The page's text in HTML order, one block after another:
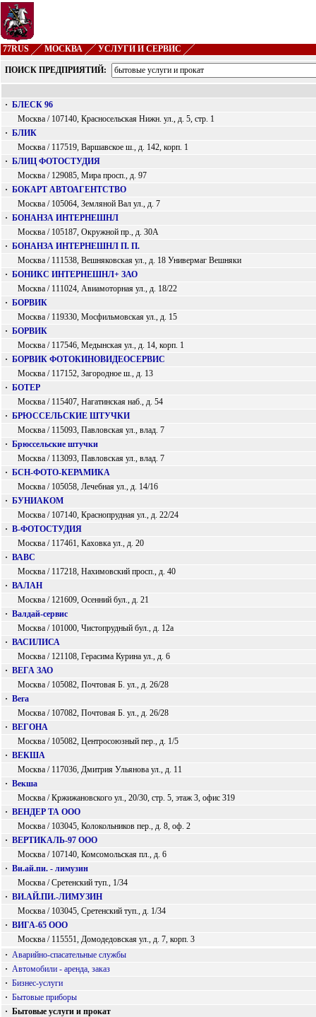
77RUS МОСКВА УСЛУГИ И СЕРВИС
ПОИСК ПРЕДПРИЯТИЙ:
· БЛЕСК 96
Москва / 107140, Красносельская Нижн. ул., д. 5, стр. 1
· БЛИК
Москва / 117519, Варшавское ш., д. 142, корп. 1
· БЛИЦ ФОТОСТУДИЯ
Москва / 129085, Мира просп., д. 97
· БОКАРТ АВТОАГЕНТСТВО
Москва / 105064, Земляной Вал ул., д. 7
· БОНАНЗА ИНТЕРНЕШНЛ
Москва / 105187, Окружной пр., д. 30А
· БОНАНЗА ИНТЕРНЕШНЛ П. П.
Москва / 111538, Вешняковская ул., д. 18 Универмаг Вешняки
· БОНИКС ИНТЕРНЕШНЛ+ ЗАО
Москва / 111024, Авиамоторная ул., д. 18/22
· БОРВИК
Москва / 119330, Мосфильмовская ул., д. 15
· БОРВИК
Москва / 117546, Медынская ул., д. 14, корп. 1
· БОРВИК ФОТОКИНОВИДЕОСЕРВИС
Москва / 117152, Загородное ш., д. 13
· БОТЕР
Москва / 115407, Нагатинская наб., д. 54
· БРЮССЕЛЬСКИЕ ШТУЧКИ
Москва / 115093, Павловская ул., влад. 7
· Брюссельские штучки
Москва / 113093, Павловская ул., влад. 7
· БСН-ФОТО-КЕРАМИКА
Москва / 105058, Лечебная ул., д. 14/16
· БУНИАКОМ
Москва / 107140, Краснопрудная ул., д. 22/24
· В-ФОТОСТУДИЯ
Москва / 117461, Каховка ул., д. 20
· ВАВС
Москва / 117218, Нахимовский просп., д. 40
· ВАЛАН
Москва / 121609, Осенний бул., д. 21
· Валдай-сервис
Москва / 101000, Чистопрудный бул., д. 12а
· ВАСИЛИСА
Москва / 121108, Герасима Курина ул., д. 6
· ВЕГА ЗАО
Москва / 105082, Почтовая Б. ул., д. 26/28
· Вега
Москва / 107082, Почтовая Б. ул., д. 26/28
· ВЕГОНА
Москва / 105082, Центросоюзный пер., д. 1/5
· ВЕКША
Москва / 117036, Дмитрия Ульянова ул., д. 11
· Векша
Москва / Кржижановского ул., 20/30, стр. 5, этаж 3, офис 319
· ВЕНДЕР ТА ООО
Москва / 103045, Колокольников пер., д. 8, оф. 2
· ВЕРТИКАЛЬ-97 ООО
Москва / 107140, Комсомольская пл., д. 6
· Ви.ай.пи. - лимузин
Москва / Сретенский туп., 1/34
· ВИ.АЙ.ПИ.-ЛИМУЗИН
Москва / 103045, Сретенский туп., д. 1/34
· ВИГА-65 ООО
Москва / 115551, Домодедовская ул., д. 7, корп. 3
· Аварийно-спасательные службы
· Автомобили - аренда, заказ
· Бизнес-услуги
· Бытовые приборы
· Бытовые услуги и прокат